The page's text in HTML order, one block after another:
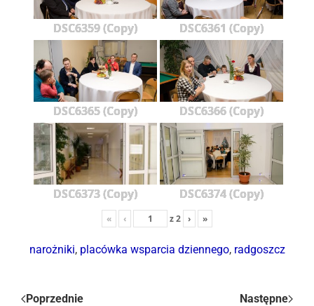
DSC6359 (Copy) DSC6361 (Copy)
DSC6365 (Copy) DSC6366 (Copy)
DSC6373 (Copy) DSC6374 (Copy)
« ‹ z2 › »
narożniki, placówka wsparcia dziennego, radgoszcz
Poprzednie Następne